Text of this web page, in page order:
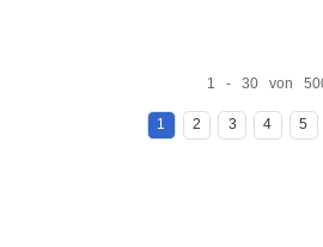
1 - 30 von
1 2 3 4 5